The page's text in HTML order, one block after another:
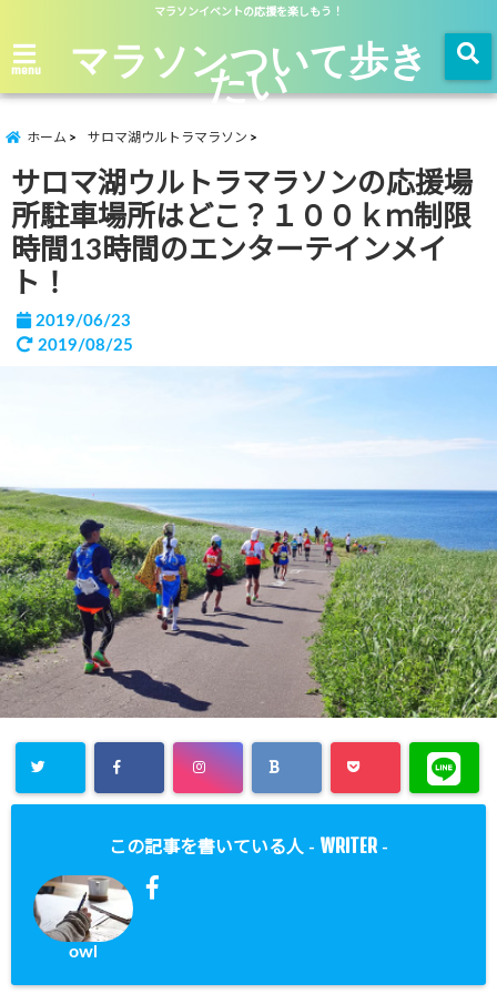
マラソンイベントの応援を楽しもう！
menu マラソンついて歩き
たい
ホーム サロマ湖ウルトラマラソン
サロマ湖ウルトラマラソンの応援場
所駐車場所はどこ？１００ｋｍ制限
時間13時間のエンターテインメイ
ト！
2019/06/23
2019/08/25
この記事を書いている人 - WRITER -
owl